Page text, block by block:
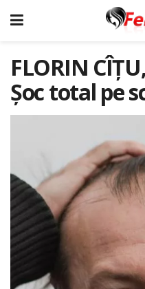
FLORIN
Șoc total pe